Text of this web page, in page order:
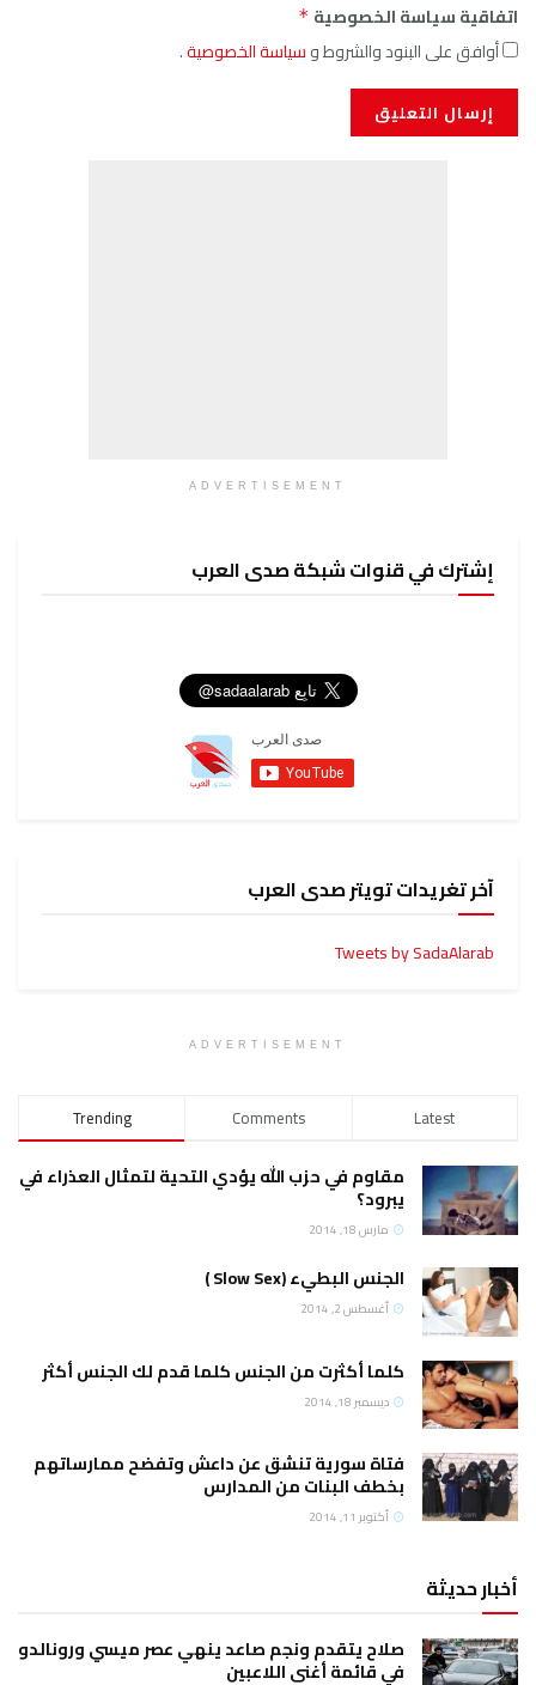
اتفاقية سياسة الخصوصية *
أوافق على البنود والشروط وسياسة الخصوصية.
ADVERTISEMENT
إشترك في قنوات شبكة صدى العرب
آخر تغريدات تويتر صدى العرب
Tweets by SadaAlarab
ADVERTISEMENT
Trending Comments Latest
مقاوم في حزب الله يؤدي التحية لتمثال العذراء في
يبرود؟
مارس 18, 2014
الجنس البطيء (Slow Sex )
أغسطس 2, 2014
كلما أكثرت من الجنس كلما قدم لك الجنس أكثر
ديسمبر 18, 2014
فتاة سورية تنشق عن داعش وتفضح ممارساتهم
بخطف البنات من المدارس
أكتوبر 11, 2014
أخبار حديثة
صلاح يتقدم ونجم صاعد ينهي عصر ميسي ورونالدو
في قائمة أغنى اللاعبين